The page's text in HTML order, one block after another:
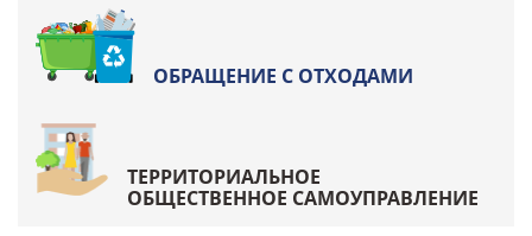
ОБРАЩЕНИЕ С ОТХОДАМИ
ТЕРРИТОРИАЛЬНОЕ
ОБЩЕСТВЕННОЕ САМОУПРАВЛЕНИЕ